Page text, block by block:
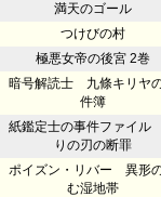
満天のゴール
つけびの村
極悪女帝の後宮 2巻
暗号解読士 九條キリヤ
件簿
紙鑑定士の事件ファイ
りの刃の断罪
ポイズン・リバー 異形
む湿地帯